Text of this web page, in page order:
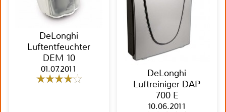
DeLonghi
Luftentfeuchter
DEM 10
01.07.2011
DeLonghi
Luftreiniger DAP
700 E
10.06.2011